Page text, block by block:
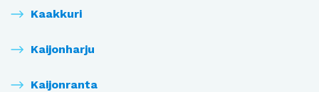
Kaakkuri
Kaijonharju
Kaijonranta